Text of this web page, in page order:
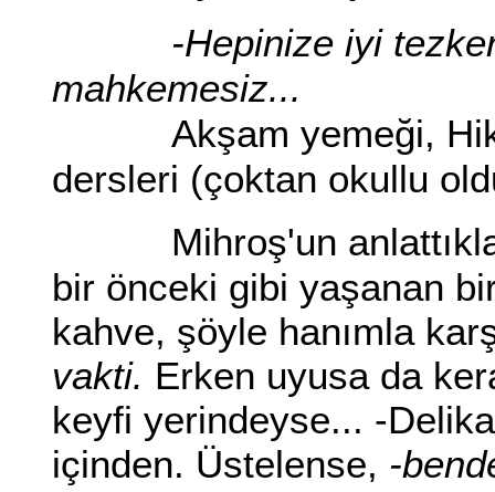
-Hepinize iyi
mahkemesiz...
Akşam yemeği,
dersleri (çoktan okullu
Mihroş'un
bir önceki gibi yaşanan
kahve, şöyle hanımla
vakti. Erken uyusa da
keyfi yerindeyse... -
içinden. Üstelense, -